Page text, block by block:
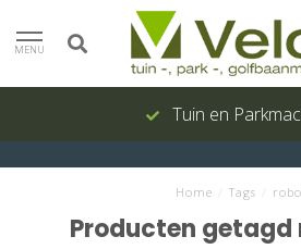
MENU
Tuin en
Home Tags
Producten